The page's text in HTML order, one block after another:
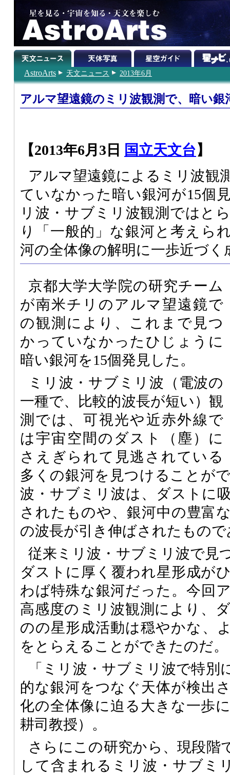
AstroArts 天文ニュース 2013年6月
アルマ望遠鏡のミリ波観測で、暗い銀
【2013年6月3日 国立天文台】
アルマ望遠鏡によるミリ波観
ていなかった暗い銀河が15個
リ波・サブミリ波観測ではと
り「一般的」な銀河と考えら
河の全体像の解明に一歩近づく
京都大学大学院の研究チーム
が南米チリのアルマ望遠鏡で
の観測により、これまで見つ
かっていなかったひじょうに
暗い銀河を15個発見した。
ミリ波・サブミリ波（電波の
一種で、比較的波長が短い）観
測では、可視光や近赤外線で
は宇宙空間のダスト（塵）に
さえぎられて見逃されている
多くの銀河を見つけることが
波・サブミリ波は、ダストに
されたものや、銀河中の豊富
の波長が引き伸ばされたもの
従来ミリ波・サブミリ波で見
ダストに厚く覆われ星形成が
わば特殊な銀河だった。今回
高感度のミリ波観測により、
のの星形成活動は穏やかな、
をとらえることができたのだ。
「ミリ波・サブミリ波で特別
的な銀河をつなぐ天体が検出
化の全体像に迫る大きな一歩
耕司教授）。
さらにこの研究から、現段階
して含まれるミリ波・サブミ